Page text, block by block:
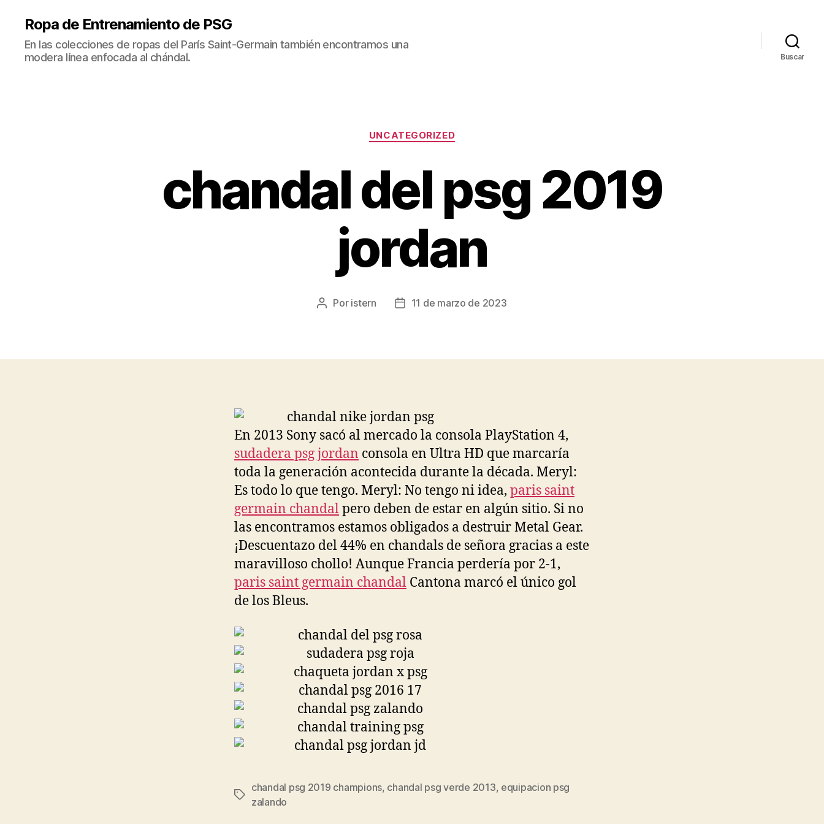
Ropa de Entrenamiento de PSG
En las colecciones de ropas del París Saint-Germain también encontramos una
modera línea enfocada al chándal.
Buscar
Categorías
UNCATEGORIZED
chandal del psg 2019
jordan
Autor
Por istern
Fecha11 de marzo de 2023
En 2013 Sony sacó al mercado la consola PlayStation 4,
sudadera psg jordan consola en Ultra HD que marcaría
toda la generación acontecida durante la década. Meryl:
Es todo lo que tengo. Meryl: No tengo ni idea, paris saint
germain chandalpero deben de estar en algún sitio. Si no
las encontramos estamos obligados a destruir Metal Gear.
¡Descuentazo del 44% en chandals de señora gracias a este
maravilloso chollo! Aunque Francia perdería por 2-1,
paris saint germain chandal Cantona marcó el único gol
de los Bleus.
Etiquetas
chandal psg 2019 champions, chandal psg verde 2013, equipacion psg
zalando